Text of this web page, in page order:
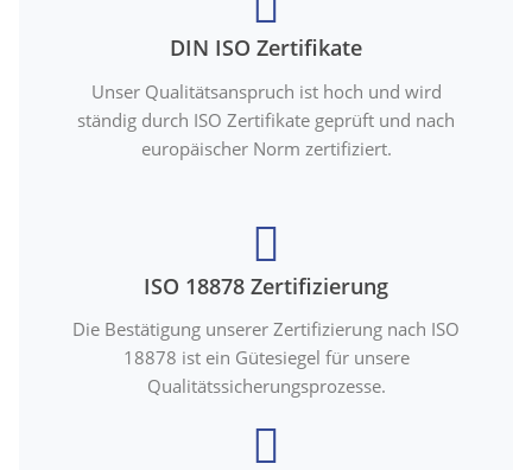
DIN ISO Zertifikate
Unser Qualitätsanspruch ist hoch und wird
ständig durch ISO Zertifikate geprüft und nach
europäischer Norm zertifiziert.
ISO 18878 Zertifizierung
Die Bestätigung unserer Zertifizierung nach ISO
18878 ist ein Gütesiegel für unsere
Qualitätssicherungsprozesse.